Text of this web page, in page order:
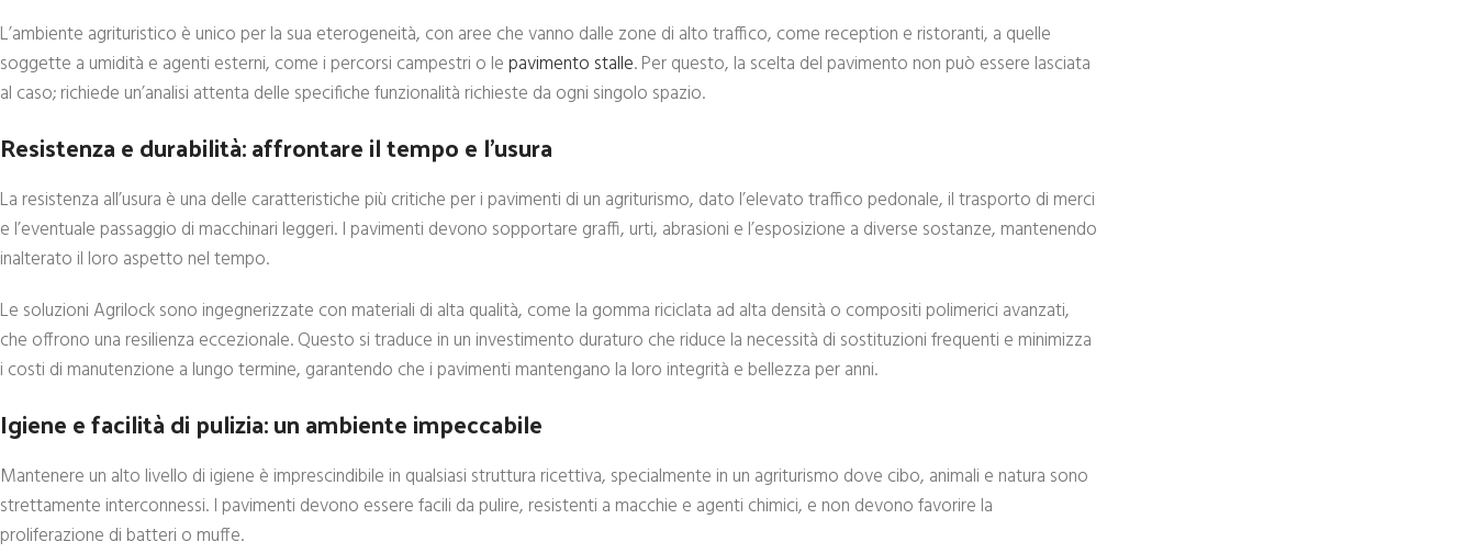
L’ambiente agrituristico è unico per la sua eterogeneità, con aree che vanno dalle zone di alto traffico, come reception e ristoranti, a quelle
soggette a umidità e agenti esterni, come i percorsi campestri o lepavimento stalle. Per questo, la scelta del pavimento non può essere lasciata
al caso; richiede un’analisi attenta delle specifiche funzionalità richieste da ogni singolo spazio.
Resistenza e durabilità: affrontare il tempo e l’usura
La resistenza all’usura è una delle caratteristiche più critiche per i pavimenti di un agriturismo, dato l’elevato traffico pedonale, il trasporto di merci
e l’eventuale passaggio di macchinari leggeri. I pavimenti devono sopportare graffi, urti, abrasioni e l’esposizione a diverse sostanze, mantenendo
inalterato il loro aspetto nel tempo.
Le soluzioni Agrilock sono ingegnerizzate con materiali di alta qualità, come la gomma riciclata ad alta densità o compositi polimerici avanzati,
che offrono una resilienza eccezionale. Questo si traduce in un investimento duraturo che riduce la necessità di sostituzioni frequenti e minimizza
i costi di manutenzione a lungo termine, garantendo che i pavimenti mantengano la loro integrità e bellezza per anni.
Igiene e facilità di pulizia: un ambiente impeccabile
Mantenere un alto livello di igiene è imprescindibile in qualsiasi struttura ricettiva, specialmente in un agriturismo dove cibo, animali e natura sono
strettamente interconnessi. I pavimenti devono essere facili da pulire, resistenti a macchie e agenti chimici, e non devono favorire la
proliferazione di batteri o muffe.